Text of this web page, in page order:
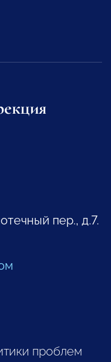
пер., д.7.
проблем